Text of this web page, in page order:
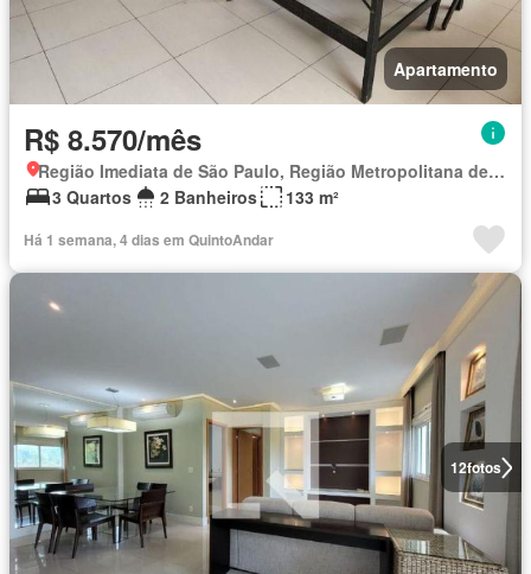
Apartamento
R$ 8.570/mês
Região Imediata de São Paulo, Região Metropolitana de São Paulo
3 Quartos
2 Banheiros 133 m²
Há 1 semana, 4 dias em QuintoAndar
12fotos